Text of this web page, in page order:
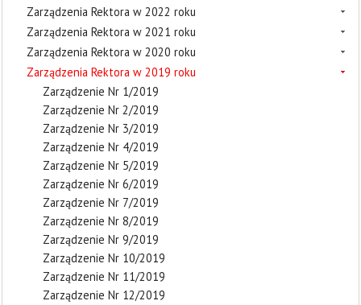
Zarządzenia Rektora w 2022 roku
Zarządzenia Rektora w 2021 roku
Zarządzenia Rektora w 2020 roku
Zarządzenia Rektora w 2019 roku
Zarządzenie Nr 1/2019
Zarządzenie Nr 2/2019
Zarządzenie Nr 3/2019
Zarządzenie Nr 4/2019
Zarządzenie Nr 5/2019
Zarządzenie Nr 6/2019
Zarządzenie Nr 7/2019
Zarządzenie Nr 8/2019
Zarządzenie Nr 9/2019
Zarządzenie Nr 10/2019
Zarządzenie Nr 11/2019
Zarządzenie Nr 12/2019